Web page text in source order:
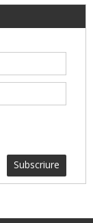
Subscriure